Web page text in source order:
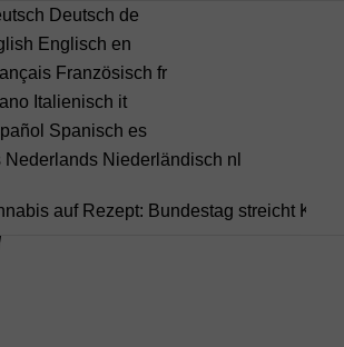
Deutsch de
Englisch en
Französisch fr
Italienisch it
Spanisch es
Nederlands Niederländisch nl
auf Rezept: Bundestag streicht